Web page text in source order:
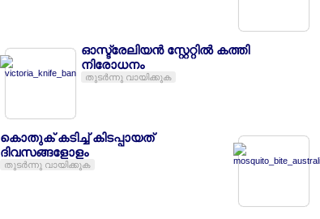
ഓസ്ട്രേലിയന്‍ സ്റ്റേറ്റില്‍ കത്തി
നിരോധനം
തുടര്‍ന്നു വായിക്കുക
കൊതുക് കടിച്ച് കിടപ്പായത്
ദിവസങ്ങളോളം
തുടര്‍ന്നു വായിക്കുക